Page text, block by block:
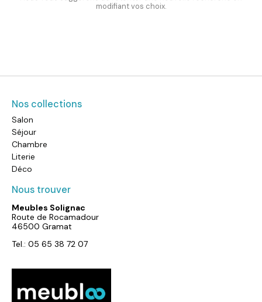
modifiant vos choix.
Nos collections
Salon
Séjour
Chambre
Literie
Déco
Nous trouver
Meubles Solignac
Route de Rocamadour
46500 Gramat
Tel.: 05 65 38 72 07